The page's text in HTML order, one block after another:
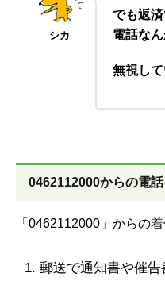
シカ
でも返
電話な
無視し
0462112000からの電
「0462112000」からの
郵送で通知書や催告